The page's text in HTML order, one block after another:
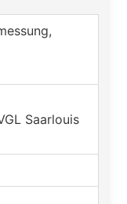
Saarlouis